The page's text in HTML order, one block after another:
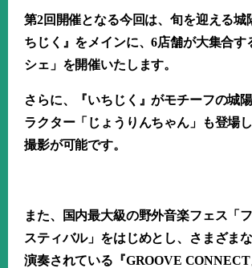
第2回開催となる今回は、旬を迎える城
ちじく』をメインに、6店舗が大集合す
シェ」を開催いたします。
さらに、『いちじく』がモチーフの城
ラクター「じょうりんちゃん」も登場
撮影が可能です。
また、国内最大級の野外音楽フェス「
スティバル」をはじめとし、さまざま
演奏されている『GROOVE CONNECT